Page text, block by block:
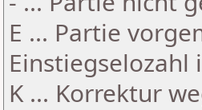
E ... Partie
K ... Korrektur